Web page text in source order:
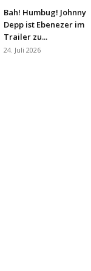
Bah! Humbug! Johnny
Depp ist Ebenezer im
Trailer zu...
24. Juli 2026